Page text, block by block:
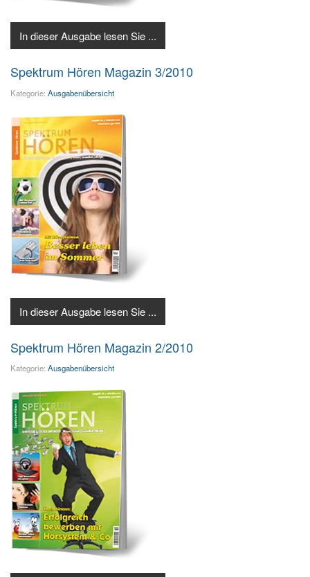
In dieser Ausgabe lesen Sie ...
Spektrum Hören Magazin 3/2010
Kategorie: Ausgabenübersicht
In dieser Ausgabe lesen Sie ...
Spektrum Hören Magazin 2/2010
Kategorie: Ausgabenübersicht